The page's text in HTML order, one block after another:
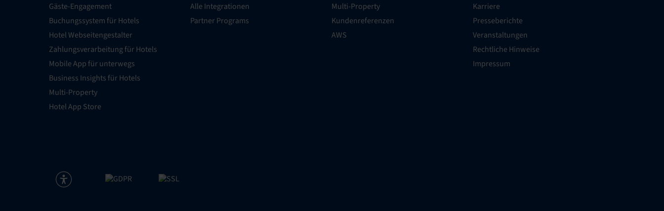
Gäste-Engagement
Buchungssystem für Hotels
Hotel Webseitengestalter
Zahlungsverarbeitung für Hotels
Mobile App für unterwegs
Business Insights für Hotels
Multi-Property
Hotel App Store
Alle Integrationen
Partner Programs
Multi-Property
Kundenreferenzen
AWS
Karriere
Presseberichte
Veranstaltungen
Rechtliche Hinweise
Impressum